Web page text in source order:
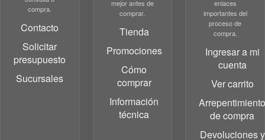
compra.
Contacto
Solicitar
presupuesto
Sucursales
mejor antes de
comprar.
Tienda
Promociones
Cómo
comprar
Información
técnica
enlaces
importantes del
proceso de
compra.
Ingresar a mi
cuenta
Ver carrito
de compra
Devoluciones y